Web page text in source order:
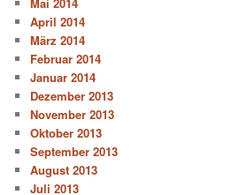
Mai 2014
April 2014
März 2014
Februar 2014
Januar 2014
Dezember 2013
November 2013
Oktober 2013
September 2013
August 2013
Juli 2013